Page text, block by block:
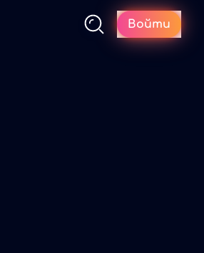
Войти